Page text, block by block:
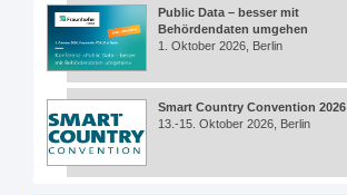
Public Data – besser mit
Behördendaten umgehen
1. Oktober 2026, Berlin
Smart Country Convention 2026
13.-15. Oktober 2026, Berlin